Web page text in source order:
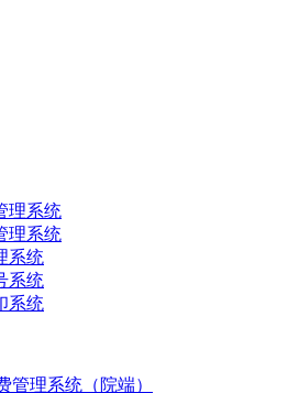
理系统
理系统
系统
系统
系统
管理系统（院端）